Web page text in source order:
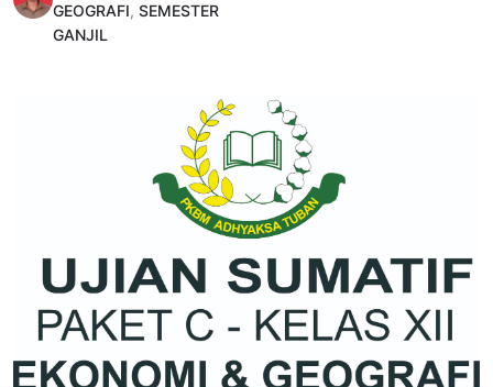
GEOGRAFI, SEMESTER
GANJIL